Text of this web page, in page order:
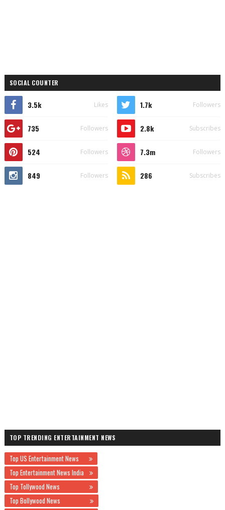
SOCIAL COUNTER
3.5k Likes 1.7k Followers
735 Followers 2.8k Subscribes
524 Followers 7.3m Followers
849 Followers 286 Subscribes
TOP TRENDING ENTERTAINMENT NEWS
Top US Entertainment News
Top Entertainment News India
Top Tollywood News
Top Bollywood News